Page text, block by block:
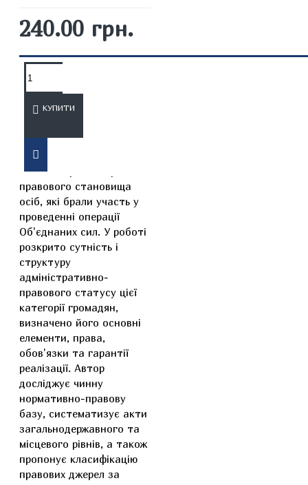
240.00 грн.
КУПИТИ
ОПИС
Монографія присвячена
всебічному аналізу
правового становища
осіб, які брали участь у
проведенні операції
Об'єднаних сил. У роботі
розкрито сутність і
структуру
адміністративно-
правового статусу цієї
категорії громадян,
визначено його основні
елементи, права,
обов'язки та гарантії
реалізації. Автор
досліджує чинну
нормативно-правову
базу, систематизує акти
загальнодержавного та
місцевого рівнів, а також
пропонує класифікацію
правових джерел за